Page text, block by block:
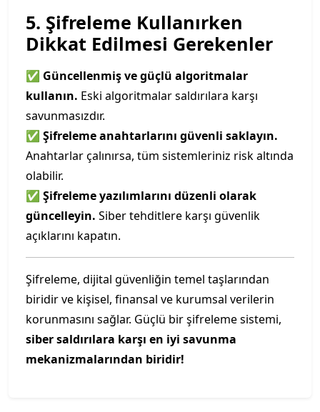
5. Şifreleme Kullanırken
Dikkat Edilmesi Gerekenler
✅ Güncellenmiş ve güçlü algoritmalar
kullanın. Eski algoritmalar saldırılara karşı
savunmasızdır.
✅ Şifreleme anahtarlarını güvenli saklayın.
Anahtarlar çalınırsa, tüm sistemleriniz risk altında
olabilir.
✅ Şifreleme yazılımlarını düzenli olarak
güncelleyin. Siber tehditlere karşı güvenlik
açıklarını kapatın.
Şifreleme, dijital güvenliğin temel taşlarından
biridir ve kişisel, finansal ve kurumsal verilerin
korunmasını sağlar. Güçlü bir şifreleme sistemi,
siber saldırılara karşı en iyi savunma
mekanizmalarından biridir!